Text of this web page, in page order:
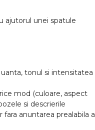
ajutorul unei spatule
tonul si intensitatea
mod (culoare, aspect
si descrierile
anuntarea prealabila a